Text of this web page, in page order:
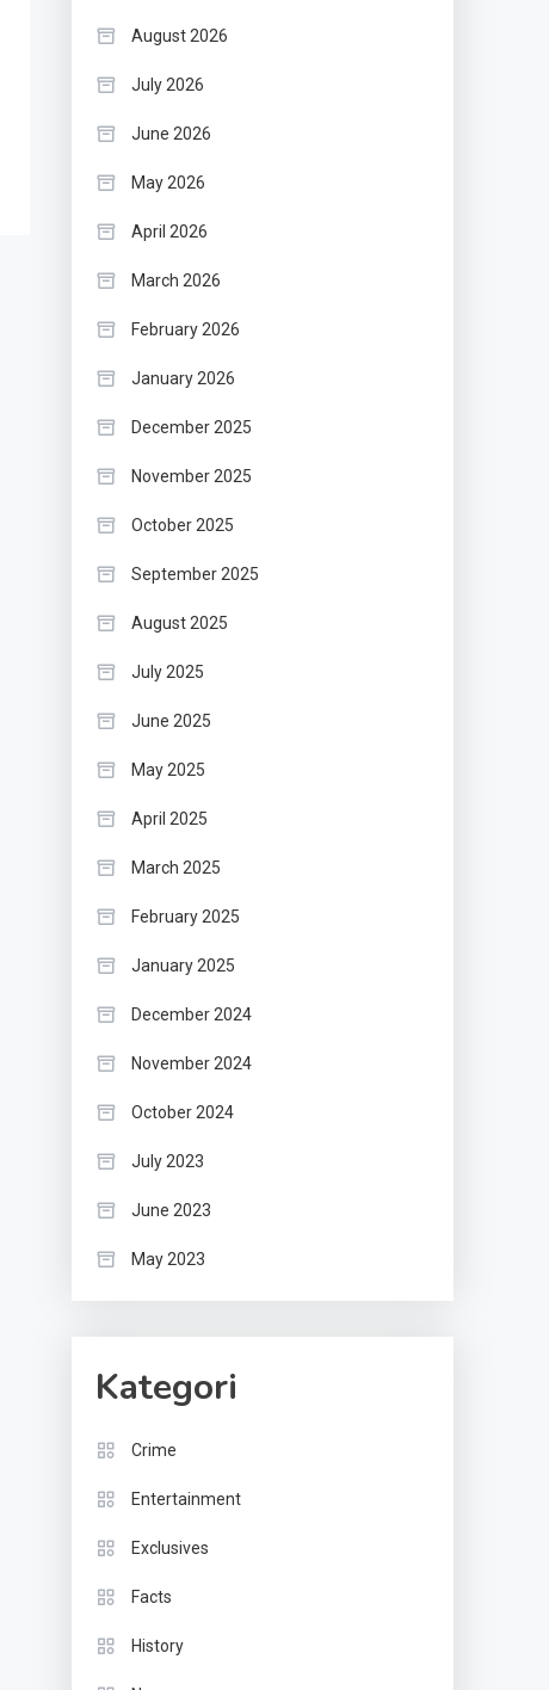
August 2026
July 2026
June 2026
May 2026
April 2026
March 2026
February 2026
January 2026
December 2025
November 2025
October 2025
September 2025
August 2025
July 2025
June 2025
May 2025
April 2025
March 2025
February 2025
January 2025
December 2024
November 2024
October 2024
July 2023
June 2023
May 2023
Kategori
Crime
Entertainment
Exclusives
Facts
History